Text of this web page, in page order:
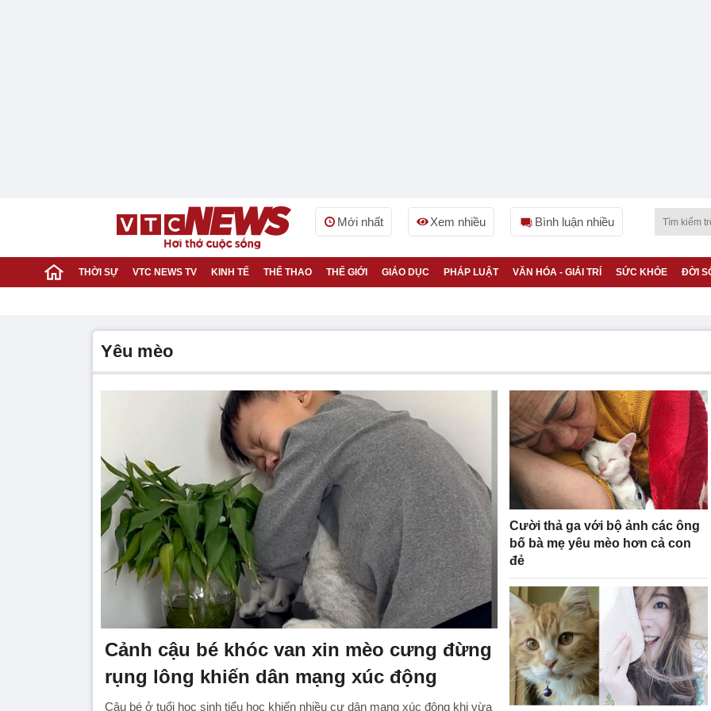
Mới nhất Xem nhiều Bình luận nhiều
THỜI SỰ VTC NEWS TV KINH TẾ THỂ THAO THẾ GIỚI GIÁO DỤC PHÁP LUẬT VĂN HÓA - GIẢI TRÍ SỨC KHỎE ĐỜI
yêu mèo
Cảnh cậu bé khóc van xin mèo cưng đừng
rụng lông khiến dân mạng xúc động
Cậu bé ở tuổi học sinh tiểu học khiến nhiều cư dân mạng xúc động khi vừa
Cười thả ga với bộ ảnh các ông
bố bà mẹ yêu mèo hơn cả con
đẻ